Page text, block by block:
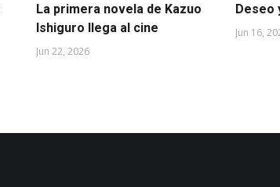
La primera novela de Kazuo
Ishiguro llega al cine
Jun 22, 2026
Deseo
Jun 16,